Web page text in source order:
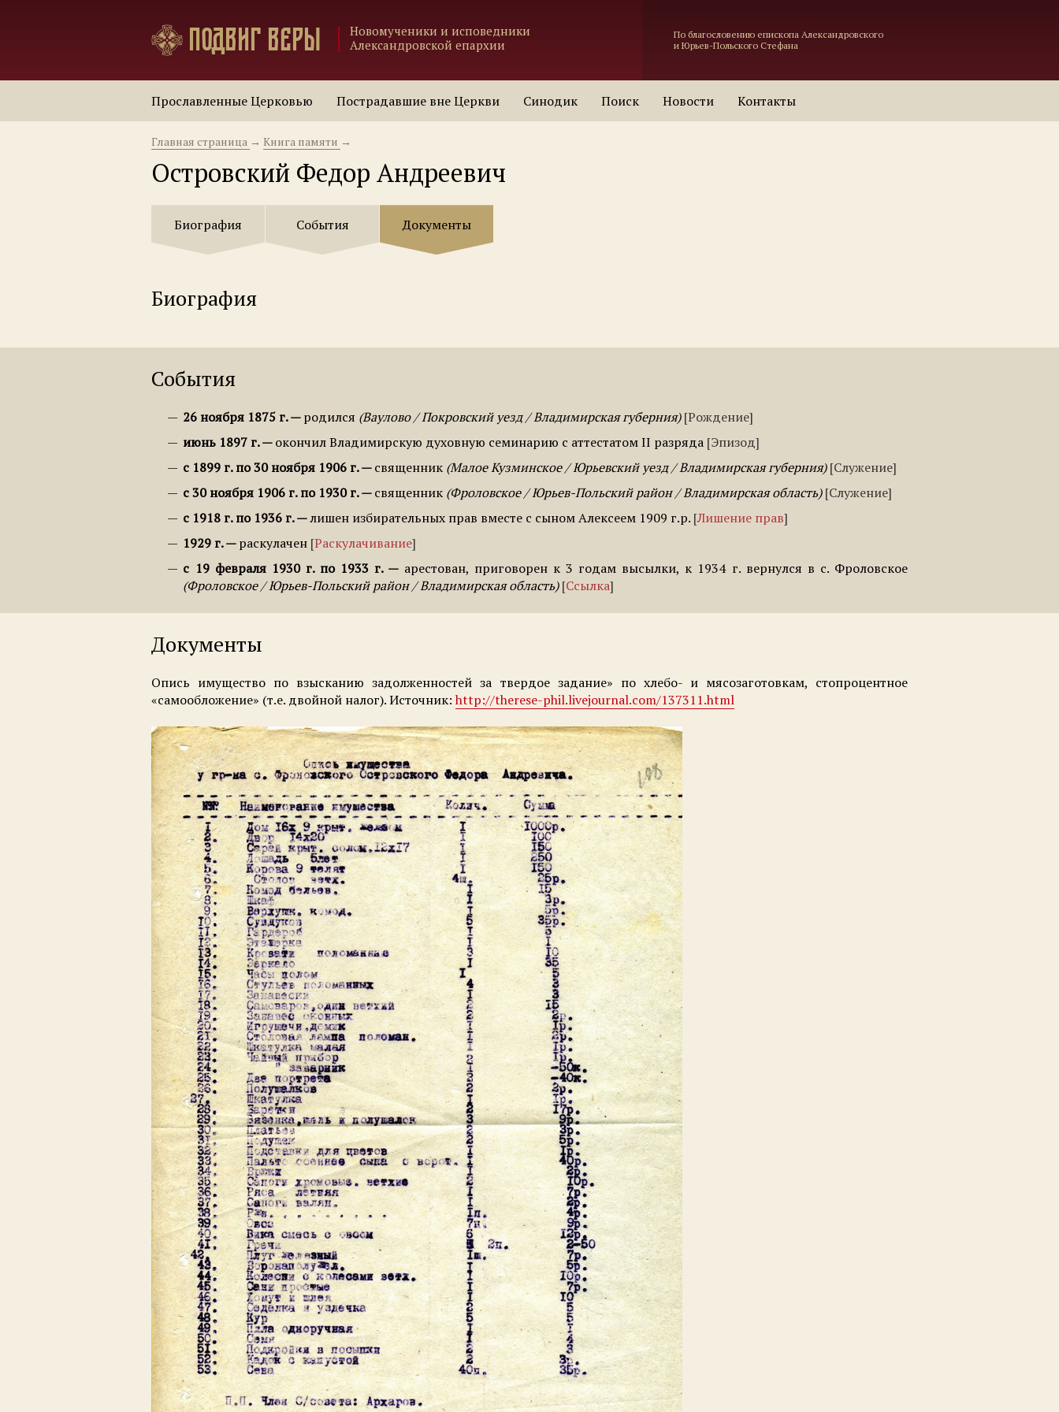
Подвиг веры
Новомученики и исповедники
Александровской епархии
По благословению епископа Александровского
и Юрьев-Польского Стефана
Прославленные Церковью Пострадавшие вне Церкви Синодик Поиск Новости Контакты
Главная страница → Книга памяти →
Островский Федор Андреевич
Биография События Документы
Биография
События
26 ноября 1875 г. родился Ваулово / Покровский уезд / Владимирская губерния
Рождение
июнь 1897 г.
окончил Владимирскую духовную семинарию с аттестатом II разряда Эпизод
с 1899 г. по 30 ноября 1906 г.
священник Малое Кузминское / Юрьевский уезд / Владимирская губерния
Служение
с 30 ноября 1906 г. по 1930 г.
священник Фроловское / Юрьев-Польский район / Владимирская область
Служение
с 1918 г. по 1936 г.
лишен избирательных прав вместе с сыном Алексеем 1909 г.р. Лишение прав
1929 г.
раскулачен Раскулачивание
с 19 февраля 1930 г. по 1933 г.
арестован, приговорен к 3 годам высылки, к 1934 г. вернулся в с. Фроловское
Фроловское / Юрьев-Польский район / Владимирская область
Ссылка
Документы
Опись имущество по взысканию задолженностей за твердое задание» по хлебо- и мясозаготовкам, стопроцентное
«самообложение» (т.е. двойной налог). Источник: http://therese-phil.livejournal.com/137311.html